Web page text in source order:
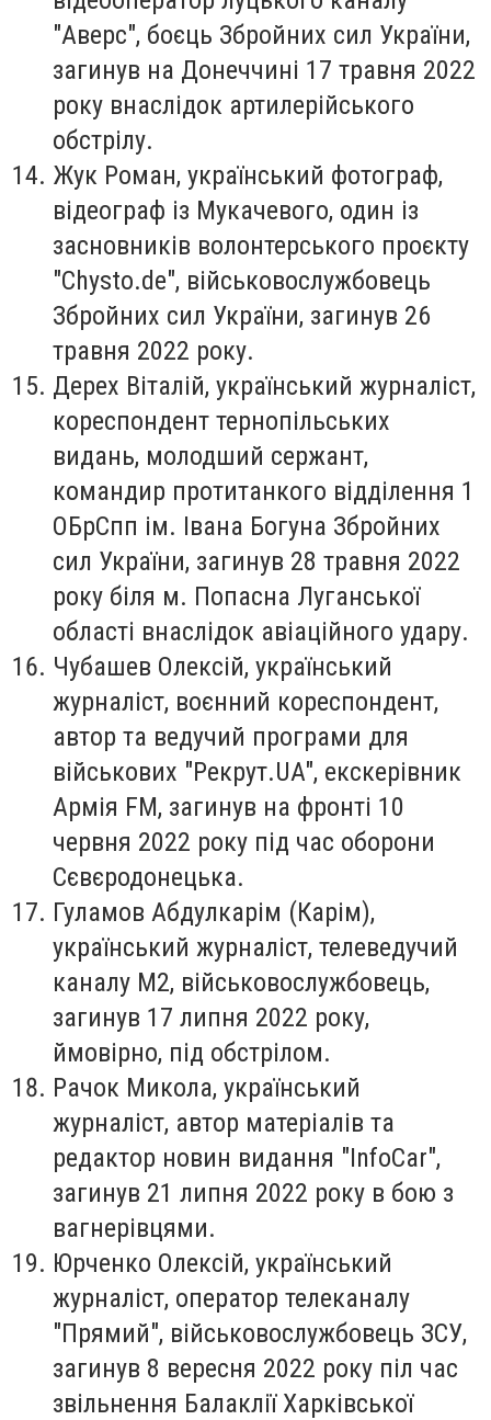
"Аверс", боєць Збройних сил України,
загинув на Донеччині 17 травня 2022
року внаслідок артилерійського
обстрілу.
Жук Роман, український фотограф,
відеограф із Мукачевого, один із
засновників волонтерського проєкту
"Chysto.de", військовослужбовець
Збройних сил України, загинув 26
травня 2022 року.
Дерех Віталій, український журналіст,
кореспондент тернопільських
видань, молодший сержант,
командир протитанкого відділення 1
ОБрСпп ім. Івана Богуна Збройних
сил України, загинув 28 травня 2022
року біля м. Попасна Луганської
області внаслідок авіаційного удару.
Чубашев Олексій, український
журналіст, воєнний кореспондент,
автор та ведучий програми для
військових "Рекрут.UA", екскерівник
Армія FM, загинув на фронті 10
червня 2022 року під час оборони
Сєвєродонецька.
Гуламов Абдулкарім (Карім),
український журналіст, телеведучий
каналу М2, військовослужбовець,
загинув 17 липня 2022 року,
ймовірно, під обстрілом.
Рачок Микола, український
журналіст, автор матеріалів та
редактор новин видання "InfoCar",
загинув 21 липня 2022 року в бою з
вагнерівцями.
Юрченко Олексій, український
журналіст, оператор телеканалу
"Прямий", військовослужбовець ЗСУ,
загинув 8 вересня 2022 року піл час
звільнення Балаклії Харківської